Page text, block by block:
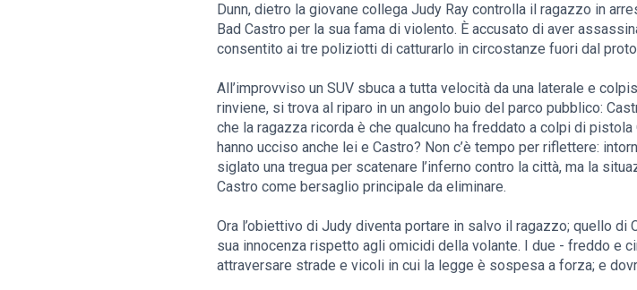
Dunn, dietro la giovane collega Judy Ray controlla il ragazzo in
Bad Castro per la sua fama di violento. È accusato di aver
consentito ai tre poliziotti di catturarlo in circostanze fuori dal
All’improvviso un SUV sbuca a tutta velocità da una laterale e
rinviene, si trova al riparo in un angolo buio del parco pubblico:
che la ragazza ricorda è che qualcuno ha freddato a colpi di
hanno ucciso anche lei e Castro? Non c’è tempo per riflettere:
siglato una tregua per scatenare l’inferno contro la città, ma la
Castro come bersaglio principale da eliminare.
Ora l’obiettivo di Judy diventa portare in salvo il ragazzo; quello
sua innocenza rispetto agli omicidi della volante. I due - freddo e
attraversare strade e vicoli in cui la legge è sospesa a forza; e